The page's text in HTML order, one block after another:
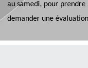
au samedi, pour prendre
demander une